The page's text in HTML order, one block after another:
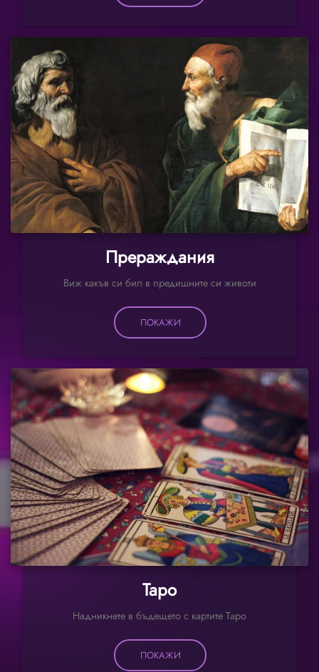
Прераждания
Виж какъв си бил в предишните си животи
ПОКАЖИ
Таро
Надникнете в бъдещето с картите Таро
ПОКАЖИ